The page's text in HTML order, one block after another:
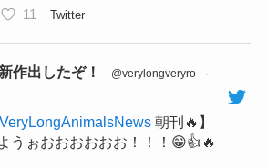
11 Twitter
作出したぞ！ @verylongveryro
·
朝刊🔥】
うぉおおおおおお！！！😁👍🔥